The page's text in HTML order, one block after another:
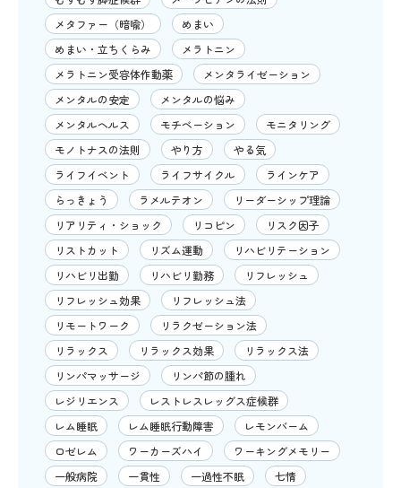
メタファー（暗喩）
めまい
めまい・立ちくらみ
メラトニン
メラトニン受容体作動薬
メンタライゼーション
メンタルの安定
メンタルの悩み
メンタルヘルス
モチベーション
モニタリング
モノトナスの法則
やり方
やる気
ライフイベント
ライフサイクル
ラインケア
らっきょう
ラメルテオン
リーダーシップ理論
リアリティ・ショック
リコピン
リスク因子
リストカット
リズム運動
リハビリテーション
リハビリ出勤
リハビリ勤務
リフレッシュ
リフレッシュ効果
リフレッシュ法
リモートワーク
リラクゼーション法
リラックス
リラックス効果
リラックス法
リンパマッサージ
リンパ節の腫れ
レジリエンス
レストレスレッグス症候群
レム睡眠
レム睡眠行動障害
レモンバーム
ロゼレム
ワーカーズハイ
ワーキングメモリー
一般病院
一貫性 一過性不眠
七情